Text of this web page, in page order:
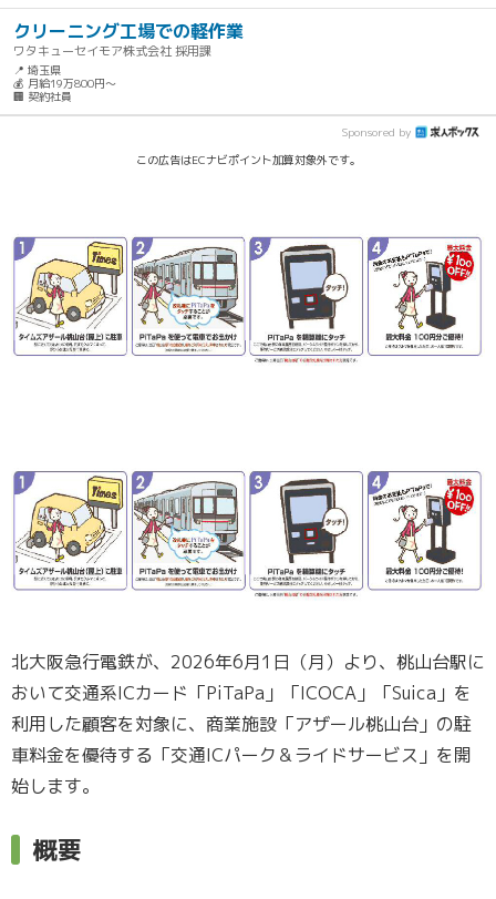
クリーニング工場での軽作業
ワタキューセイモア株式会社 採用課
📍 埼玉県
💰 月給19万800円～
🏢 契約社員
Sponsored by
この広告はECナビポイント加算対象外です。
北大阪急行電鉄が、2026年6月1日（月）より、桃山台駅に
おいて交通系ICカード「PiTaPa」「ICOCA」「Suica」を
利用した顧客を対象に、商業施設「アザール桃山台」の駐
車料金を優待する「交通ICパーク＆ライドサービス」を開
始します。
概要